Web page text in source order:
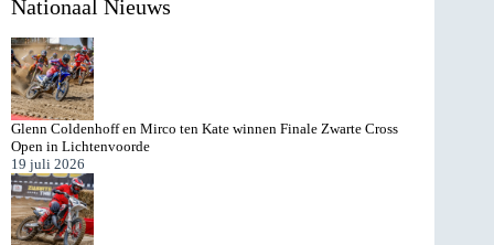
Nationaal Nieuws
Glenn Coldenhoff en Mirco ten Kate winnen Finale Zwarte Cross
Open in Lichtenvoorde
19 juli 2026